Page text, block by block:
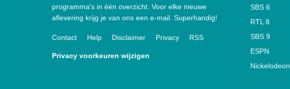
programma's in één overzicht. Voor elke nieuwe
aflevering krijg je van ons een e-mail. Superhandig!
Contact Help Disclaimer Privacy RSS
Privacy voorkeuren wijzigen
SBS 6
RTL 8
SBS 9
ESPN
Nickelodeon